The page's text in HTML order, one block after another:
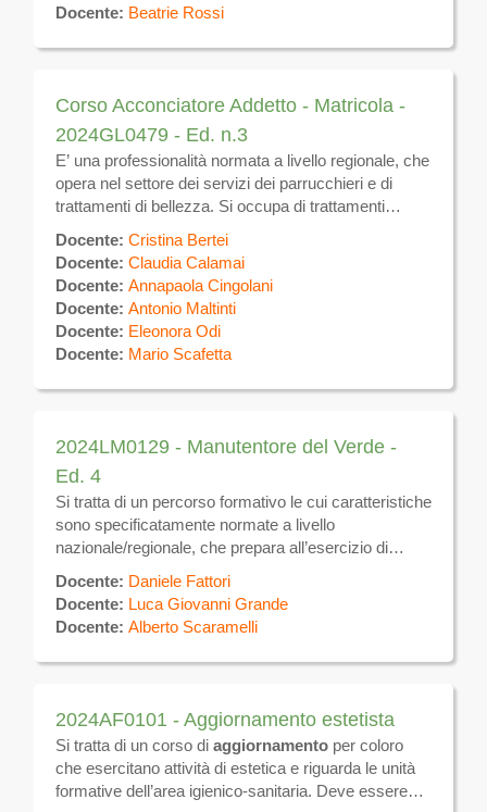
Docente: Beatrie Rossi
Corso Acconciatore Addetto - Matricola -
2024GL0479 - Ed. n.3
E’ una professionalità normata a livello regionale, che
opera nel settore dei servizi dei parrucchieri e di
trattamenti di bellezza. Si occupa di trattamenti
elettromeccaniche per uso estetico, nonché prodotti
Docente: Cristina Bertei
Docente: Claudia Calamai
Docente: Annapaola Cingolani
Docente: Antonio Maltinti
Docente: Eleonora Odi
Docente: Mario Scafetta
2024LM0129 - Manutentore del Verde -
Ed. 4
Si tratta di un percorso formativo le cui caratteristiche
sono specificatamente normate a livello
nazionale/regionale, che prepara all’esercizio di
chi intende avviare l’attività di manutentore del verde.
Docente: Daniele Fattori
Docente: Luca Giovanni Grande
Docente: Alberto Scaramelli
2024AF0101 - Aggiornamento estetista
Si tratta di un corso di aggiornamento per coloro
che esercitano attività di estetica e riguarda le unità
formative dell’area igienico-sanitaria. Deve essere